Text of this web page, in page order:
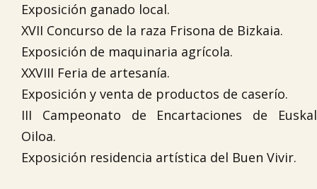
Exposición ganado local.
XVII Concurso de la raza Frisona de Bizkaia.
Exposición de maquinaria agrícola.
XXVIII Feria de artesanía.
Exposición y venta de productos de caserío.
III Campeonato de Encartaciones de Euskal
Oiloa.
Exposición residencia artística del Buen Vivir.